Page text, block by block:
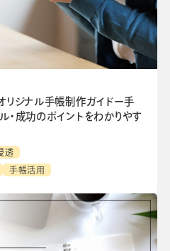
リジナル手帳制作ガイドー手
・成功のポイントをわかりやす
透
手帳活用